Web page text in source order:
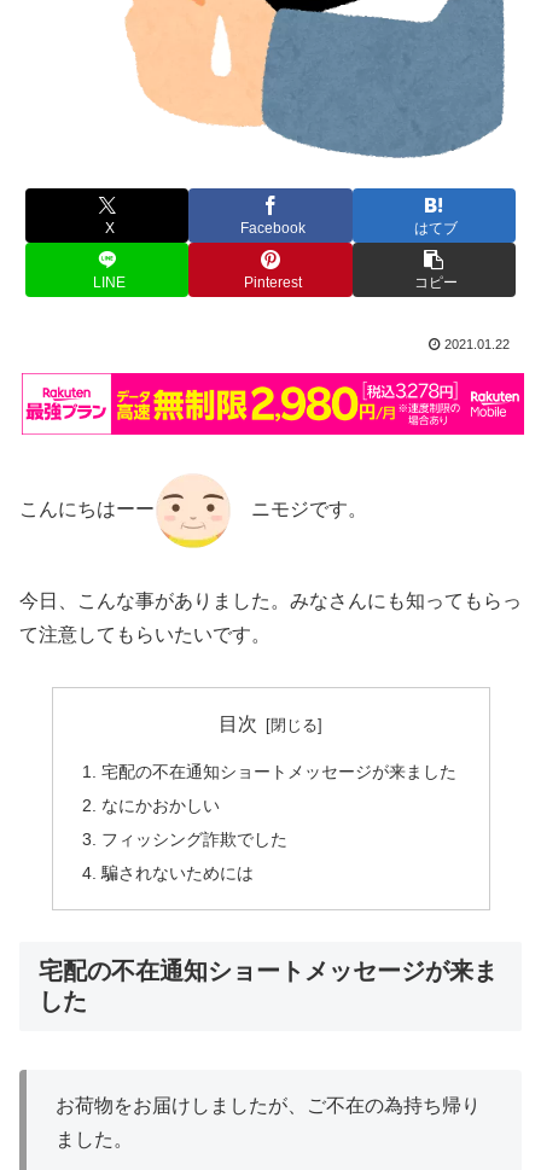
X Facebook はてブ
LINE Pinterest コピー
2021.01.22
こんにちはーー ニモジです。
今日、こんな事がありました。みなさんにも知ってもらっ
て注意してもらいたいです。
目次
宅配の不在通知ショートメッセージが来ました
なにかおかしい
フィッシング詐欺でした
騙されないためには
宅配の不在通知ショートメッセージが来ま
した
お荷物をお届けしましたが、ご不在の為持ち帰り
ました。